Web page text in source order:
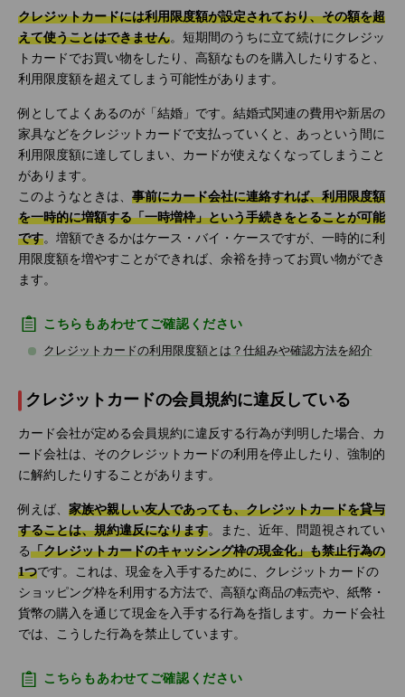
クレジットカードには利用限度額が設定されており、その額を超
えて使うことはできません。短期間のうちに立て続けにクレジッ
トカードでお買い物をしたり、高額なものを購入したりすると、
利用限度額を超えてしまう可能性があります。
例としてよくあるのが「結婚」です。結婚式関連の費用や新居の
家具などをクレジットカードで支払っていくと、あっという間に
利用限度額に達してしまい、カードが使えなくなってしまうこと
があります。
このようなときは、 事前にカード会社に連絡すれば、利用限度額
を一時的に増額する「一時増枠」という手続きをとることが可能
です。増額できるかはケース・バイ・ケースですが、一時的に利
用限度額を増やすことができれば、余裕を持ってお買い物ができ
ます。
こちらもあわせてご確認ください
クレジットカードの利用限度額とは？仕組みや確認方法を紹介
クレジットカードの会員規約に違反している
カード会社が定める会員規約に違反する行為が判明した場合、カ
ード会社は、そのクレジットカードの利用を停止したり、強制的
に解約したりすることがあります。
例えば、 家族や親しい友人であっても、クレジットカードを貸与
することは、規約違反になります。また、近年、問題視されてい
る「クレジットカードのキャッシング枠の現金化」も禁止行為の
1つです。これは、現金を入手するために、クレジットカードの
ショッピング枠を利用する方法で、高額な商品の転売や、紙幣・
貨幣の購入を通じて現金を入手する行為を指します。カード会社
では、こうした行為を禁止しています。
こちらもあわせてご確認ください